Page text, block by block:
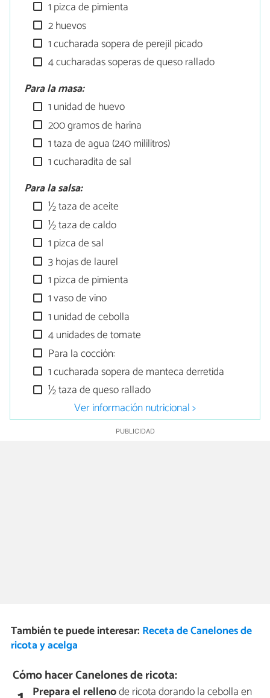
1 pizca de pimienta
2 huevos
1 cucharada sopera de perejil picado
4 cucharadas soperas de queso rallado
Para la masa:
1 unidad de huevo
200 gramos de harina
1 taza de agua (240 mililitros)
1 cucharadita de sal
Para la salsa:
½ taza de aceite
½ taza de caldo
1 pizca de sal
3 hojas de laurel
1 pizca de pimienta
1 vaso de vino
1 unidad de cebolla
4 unidades de tomate
Para la cocción:
1 cucharada sopera de manteca derretida
½ taza de queso rallado
Ver información nutricional >
También te puede interesar: Receta de Canelones de
ricota y acelga
Cómo hacer Canelones de ricota:
Prepara el rellenode ricota dorando la cebolla en